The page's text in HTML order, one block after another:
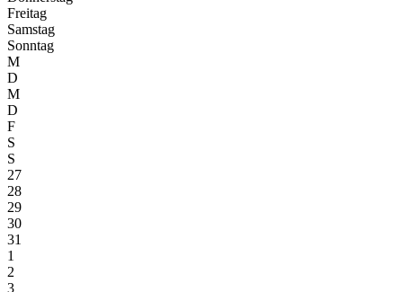
Freitag
Samstag
Sonntag
M
D
M
D
F
S
S
27
28
29
30
31
1
2
3